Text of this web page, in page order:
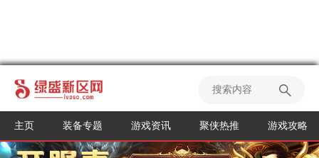
主页 装备专题 游戏资讯 聚侠热推 游戏攻略